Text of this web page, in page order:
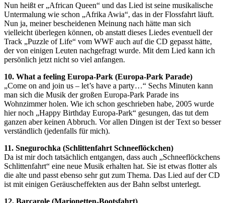
Nun heißt er „African Queen“ und das Lied ist seine musikalische
Untermalung wie schon „Afrika Awia“, das in der Flossfahrt läuft.
Nun ja, meiner bescheidenen Meinung nach hätte man sich
vielleicht überlegen können, ob anstatt dieses Liedes eventuell der
Track „Puzzle of Life“ vom WWF auch auf die CD gepasst hätte,
der von einigen Leuten nachgefragt wurde. Mit dem Lied kann ich
persönlich jetzt nicht so viel anfangen.
10. What a feeling Europa-Park (Europa-Park Parade)
„Come on and join us – let’s have a party…“ Sechs Minuten kann
man sich die Musik der großen Europa-Park Parade ins
Wohnzimmer holen. Wie ich schon geschrieben habe, 2005 wurde
hier noch „Happy Birthday Europa-Park“ gesungen, das tut dem
ganzen aber keinen Abbruch. Vor allen Dingen ist der Text so besser
verständlich (jedenfalls für mich).
11. Snegurochka (Schlittenfahrt Schneeflöckchen)
Da ist mir doch tatsächlich entgangen, dass auch „Schneeflöckchens
Schlittenfahrt“ eine neue Musik erhalten hat. Sie ist etwas flotter als
die alte und passt ebenso sehr gut zum Thema. Das Lied auf der CD
ist mit einigen Geräuscheffekten aus der Bahn selbst unterlegt.
12. Barcarole (Marionetten-Bootsfahrt)